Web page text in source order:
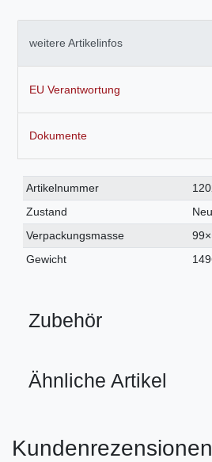
weitere Artikelinfos
EU Verantwortung
Dokumente
Technisches
Merkmal
Wert
Artikelnummer
Zustand
Verpackungsmasse
Gewicht
Zubehör
Ähnliche Artikel
Kundenrezensionen